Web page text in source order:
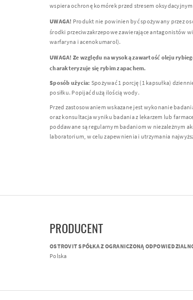
wspiera ochronę komórek przed stresem
UWAGA! Produkt nie powinien być spożywany przez
środki przeciwzakrzepowe zawierające antagonistów
warfaryna i acenokumarol).
UWAGA! Ze względu na wysoką zawartość oleju
charakteryzuje się rybim zapachem.
Sposób użycia: Spożywać 1 porcję (1 kapsułka)
posiłku. Popijać dużą ilością wody.
Przed zastosowaniem wskazane jest wykonanie
oraz konsultacja wyniku badania z lekarzem lub
poddawane są regularnym badaniom w niezależnym
laboratorium, w celu zapewnienia i utrzymania
PRODUCENT
OSTROVIT SPÓŁKA Z OGRANICZONĄ
Polska